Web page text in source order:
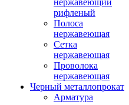
нержавеющий
рифленый
Полоса
нержавеющая
Сетка
нержавеющая
Проволока
нержавеющая
Черный металлопрокат
Арматура